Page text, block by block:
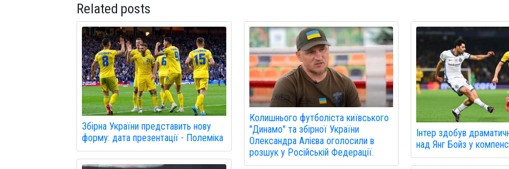
Related posts
Збірна України представить нову
форму: дата презентації - Полеміка
Колишнього футболіста київського
"Динамо" та збірної України
Олександра Алієва оголосили в
розшук у Російській Федерації.
Інтер здобув
над Янг Бойз у